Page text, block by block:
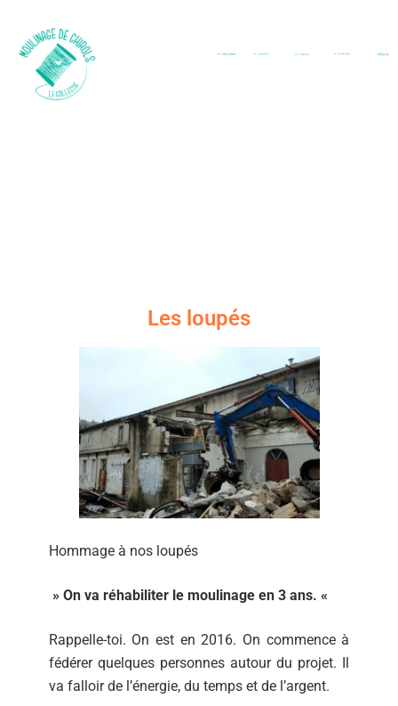
Les loupés
Hommage à nos loupés
» On va réhabiliter le moulinage en 3 ans. «
Rappelle-toi. On est en 2016. On commence à
fédérer quelques personnes autour du projet. Il
va falloir de l’énergie, du temps et de l’argent.